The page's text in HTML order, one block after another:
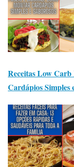
Receitas Low
Cardápios Simples